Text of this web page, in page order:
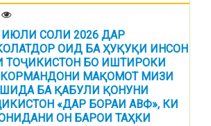
СОЛИ 2026 ДАР
ОИД БА ҲУҚУҚИ ИНСОН
ТОҶИКИСТОН БО ИШТИРОКИ
КОРМАНДОНИ МАҚОМОТ МИЗИ
БА ҚАБУЛИ ҚОНУНИ
«ДАР БОРАИ АВФ», КИ
ОН БАРОИ ТАҲКИ